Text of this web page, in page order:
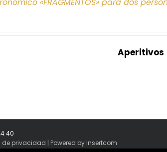
Aperitivos
40
de privacidad | Powered by Insertcom